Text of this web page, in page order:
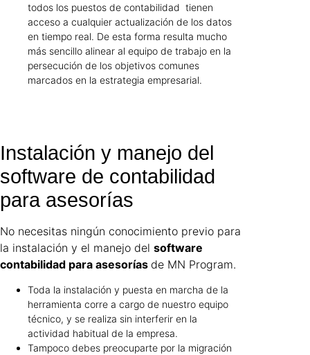
todos los puestos de contabilidad tienen
acceso a cualquier actualización de los datos
en tiempo real. De esta forma resulta mucho
más sencillo alinear al equipo de trabajo en la
persecución de los objetivos comunes
marcados en la estrategia empresarial.
Instalación y manejo del
software de contabilidad
para asesorías
No necesitas ningún conocimiento previo para
la instalación y el manejo del software
contabilidad para asesorías de MN Program.
Toda la instalación y puesta en marcha de la
herramienta corre a cargo de nuestro equipo
técnico, y se realiza sin interferir en la
actividad habitual de la empresa.
Tampoco debes preocuparte por la migración